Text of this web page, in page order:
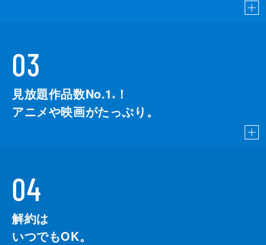
03
見放題作品数No.1 ※
！
アニメや映画がたっぷり。
04
解約は
いつでもOK。